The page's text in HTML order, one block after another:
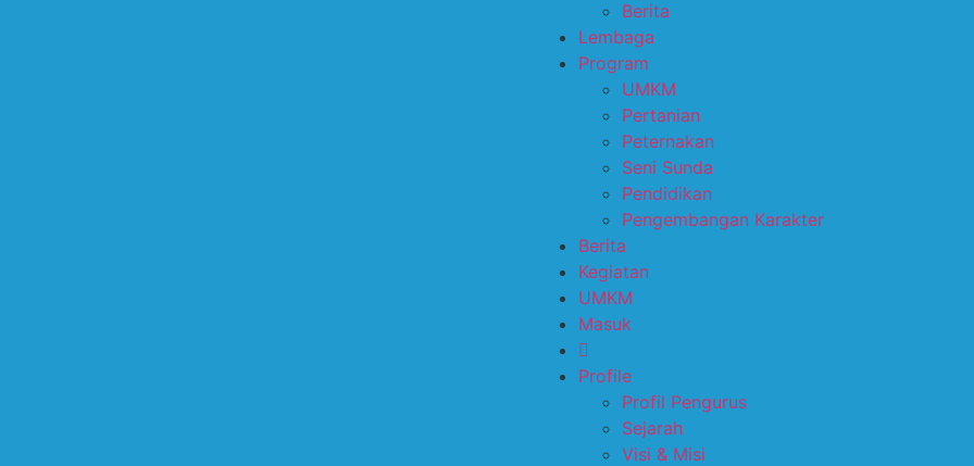
Berita
Lembaga
Program
UMKM
Pertanian
Peternakan
Seni Sunda
Pendidikan
Pengembangan Karakter
Berita
Kegiatan
UMKM
Masuk
Profile
Profil Pengurus
Sejarah
Visi & Misi